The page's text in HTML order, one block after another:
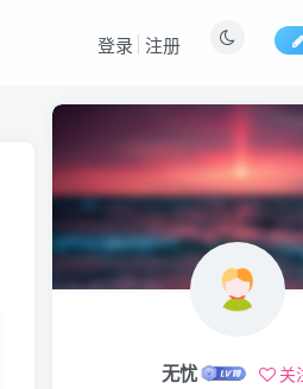
登录 注册
视频号暴
人瞬间绘画赛
均可
24天前
（19404
电商高需求卖
无忧 关